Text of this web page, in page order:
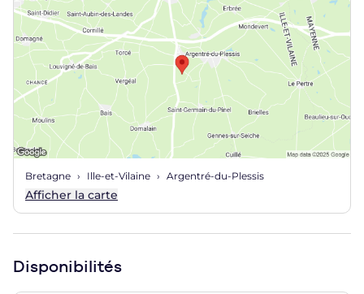
Bretagne Ille-et-Vilaine Argentré-du-Plessis
Afficher la carte
Disponibilités